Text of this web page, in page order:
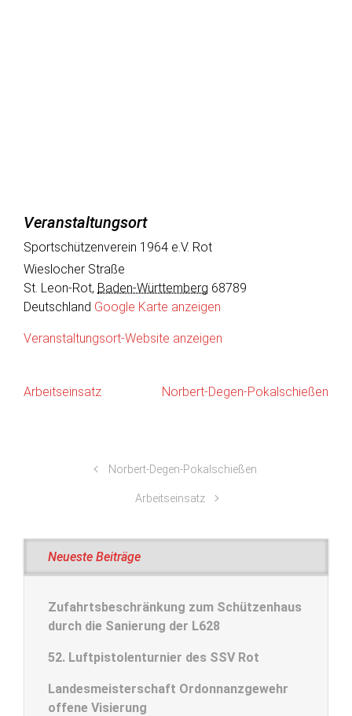
Veranstaltungsort
Sportschützenverein 1964 e.V. Rot
Wieslocher Straße
St. Leon-Rot, Baden-Württemberg 68789
Deutschland Google Karte anzeigen
Veranstaltungsort-Website anzeigen
Arbeitseinsatz Norbert-Degen-Pokalschießen
Norbert-Degen-Pokalschießen
Arbeitseinsatz
Neueste Beiträge
Zufahrtsbeschränkung zum Schützenhaus
durch die Sanierung der L628
52. Luftpistolenturnier des SSV Rot
Landesmeisterschaft Ordonnanzgewehr
offene Visierung